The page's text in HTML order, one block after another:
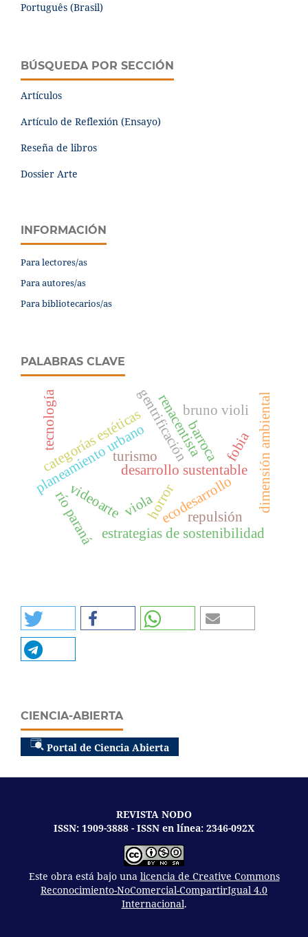
Português (Brasil)
BÚSQUEDA POR SECCIÓN
Artículos
Artículo de Reflexión (Ensayo)
Reseña de libros
Dossier Arte
INFORMACIÓN
Para lectores/as
Para autores/as
Para bibliotecarios/as
PALABRAS CLAVE
gentrificación
ecodesarrollo
repulsión
horror
planeamiento urbanodesarrollo sustentable
estrategias de sostenibilidad
dimensión ambiental
categorías estéticas
viola
videoarte
renacentista
barroca
bruno violi
fobia
tecnología
río paraná
turismo
CIENCIA-ABIERTA
Portal de Ciencia Abierta
REVISTA NODO
ISSN: 1909-3888 - ISSN en línea: 2346-092X
Este obra está bajo una licencia de Creative Commons
Reconocimiento-NoComercial-CompartirIgual 4.0
Internacional.